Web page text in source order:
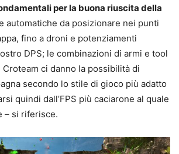
per la buona riuscita della
automatiche da posizionare nei punti
fino a droni e potenziamenti
DPS; le combinazioni di armi e tool
ci danno la possibilità di
secondo lo stile di gioco più adatto
quindi dall’FPS più caciarone al quale
– si riferisce.